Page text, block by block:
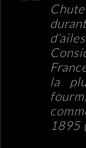
la
1895